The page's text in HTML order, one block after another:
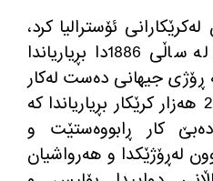
ئۆسترالیا کرد،
لە ساڵی
دا بڕیاریاندا
ڕۆژی جیهانی دەست لەکار
هەزار کرێکار بڕیاریاندا کە
کار ڕابووەستێت و
لەڕۆژێکدا و هەرواشیان